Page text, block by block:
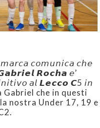
𝘤𝘰𝘮𝘶𝘯𝘪𝘤𝘢 𝘤𝘩𝘦
𝙂𝙖𝙗𝙧𝙞𝙚𝙡 𝙍𝙤𝙘𝙝𝙖 𝘦’
𝘢𝘭 𝙇𝙚𝙘𝙘𝙤 𝘾5 𝘪𝘯
Gabriel che in questi
nostra Under 17, 19 e